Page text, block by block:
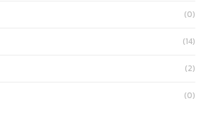
(0)
(14)
(2)
(0)